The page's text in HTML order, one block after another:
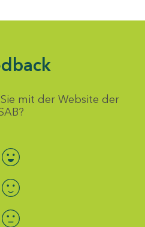
mit der Website der
Bewertung auswählen